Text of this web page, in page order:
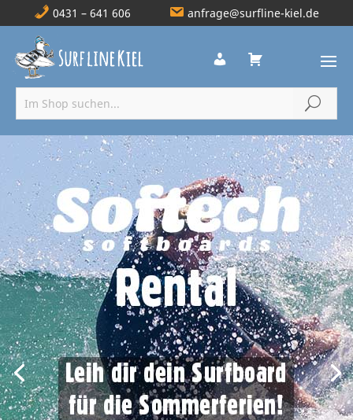
0431 – 641 606 anfrage@surfline-kiel.de